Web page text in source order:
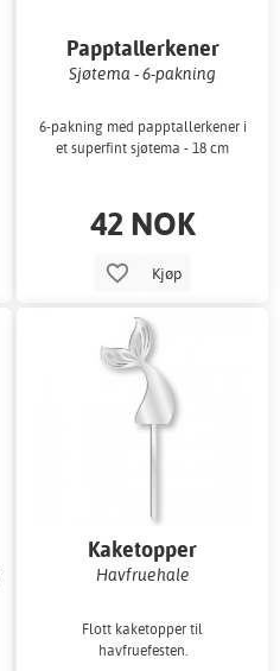
Papptallerkener
Sjøtema - 6-pakning
6-pakning med papptallerkener i
et superfint sjøtema - 18 cm
42 NOK
Kjøp
Kaketopper
Havfruehale
Flott kaketopper til
havfruefesten.